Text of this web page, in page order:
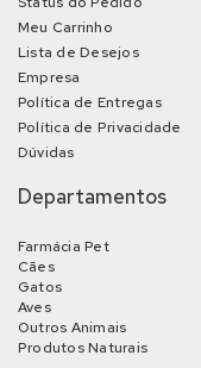
Meu Carrinho
Lista de Desejos
Empresa
Política de Entregas
Política de Privacidade
Dúvidas
Departamentos
Farmácia Pet
Cães
Gatos
Aves
Outros Animais
Produtos Naturais